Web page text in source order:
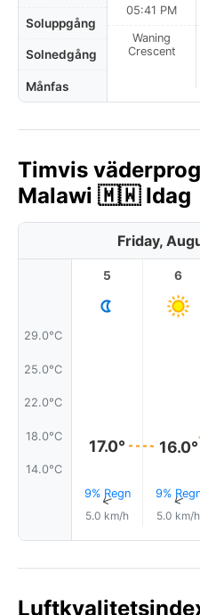
Soluppgång
Solnedgång
Månfas
05:41 PM
Waning
Crescent
Timvis
Malawi 🇲🇼 Idag
Friday,
29.0°C
25.0°C
22.0°C
18.0°C
14.0°C
5
17.0°
9% Regn
↑
5.0 km/h
6
16.0°
9%↑
5.0 km/h